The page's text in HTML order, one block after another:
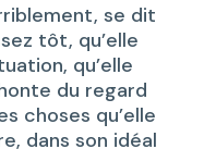
se dit
tôt, qu’elle
qu’elle
du regard
choses qu’elle
dans son idéal